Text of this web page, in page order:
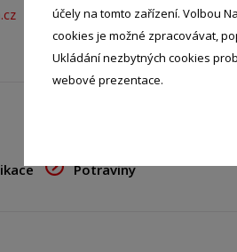
účely na tomto zařízení. Volbou
cookies je možné zpracovávat,
Ukládání nezbytných cookies
webové prezentace.
Potraviny